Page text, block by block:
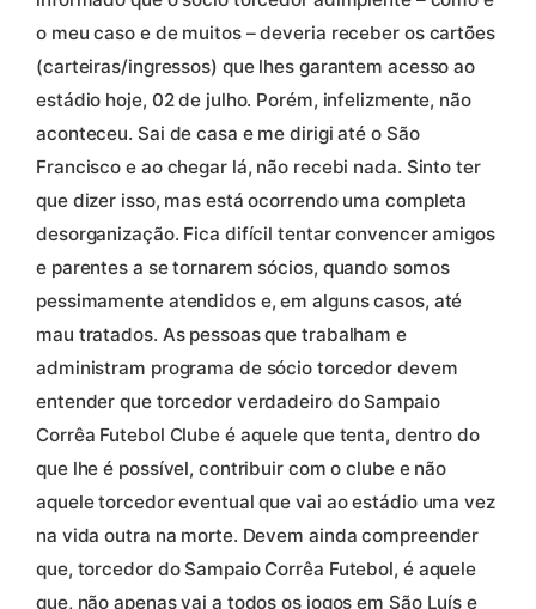
o meu caso e de muitos – deveria receber os cartões
(carteiras/ingressos) que lhes garantem acesso ao
estádio hoje, 02 de julho. Porém, infelizmente, não
aconteceu. Sai de casa e me dirigi até o São
Francisco e ao chegar lá, não recebi nada. Sinto ter
que dizer isso, mas está ocorrendo uma completa
desorganização. Fica difícil tentar convencer amigos
e parentes a se tornarem sócios, quando somos
pessimamente atendidos e, em alguns casos, até
mau tratados. As pessoas que trabalham e
administram programa de sócio torcedor devem
entender que torcedor verdadeiro do Sampaio
Corrêa Futebol Clube é aquele que tenta, dentro do
que lhe é possível, contribuir com o clube e não
aquele torcedor eventual que vai ao estádio uma vez
na vida outra na morte. Devem ainda compreender
que, torcedor do Sampaio Corrêa Futebol, é aquele
que, não apenas vai a todos os jogos em São Luís e